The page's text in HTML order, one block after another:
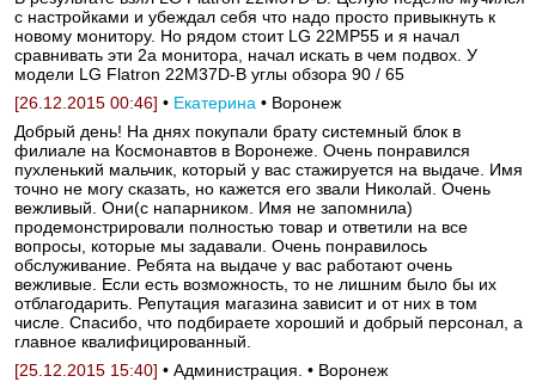
с настройками и убеждал себя что надо просто привыкнуть к
новому монитору. Но рядом стоит LG 22MP55 и я начал
сравнивать эти 2а монитора, начал искать в чем подвох. У
модели LG Flatron 22M37D-B углы обзора 90 / 65
[26.12.2015 00:46] • Екатерина • Воронеж
Добрый день! На днях покупали брату системный блок в
филиале на Космонавтов в Воронеже. Очень понравился
пухленький мальчик, который у вас стажируется на выдаче. Имя
точно не могу сказать, но кажется его звали Николай. Очень
вежливый. Они(с напарником. Имя не запомнила)
продемонстрировали полностью товар и ответили на все
вопросы, которые мы задавали. Очень понравилось
обслуживание. Ребята на выдаче у вас работают очень
вежливые. Если есть возможность, то не лишним было бы их
отблагодарить. Репутация магазина зависит и от них в том
числе. Спасибо, что подбираете хороший и добрый персонал, а
главное квалифицированный.
[25.12.2015 15:40] • Администрация. • Воронеж